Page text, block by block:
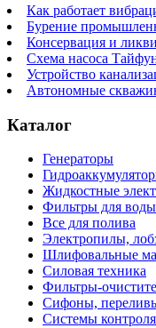
Как работает
Бурение
Консервация и
Схема насоса
Устройство
Автономные
Каталог
Генераторы
Жидкостные
Фильтры для воды
Все для полива
Электропилы,
Шлифовальные
Силовая техника
Фильтры-
Сифоны,
Системы